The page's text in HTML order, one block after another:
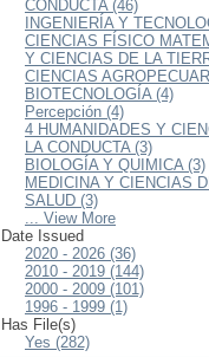
CONDUCTA (46)
INGENIERÍA Y
CIENCIAS FÍSICO
Y CIENCIAS DE LA
CIENCIAS
BIOTECNOLOGÍA (4)
Percepción (4)
4 HUMANIDADES Y
LA CONDUCTA (3)
BIOLOGÍA Y QUIMICA (3)
MEDICINA Y CIENCIAS
SALUD (3)
... View More
Date Issued
2020 - 2026 (36)
2010 - 2019 (144)
2000 - 2009 (101)
1996 - 1999 (1)
Has File(s)
Yes (282)